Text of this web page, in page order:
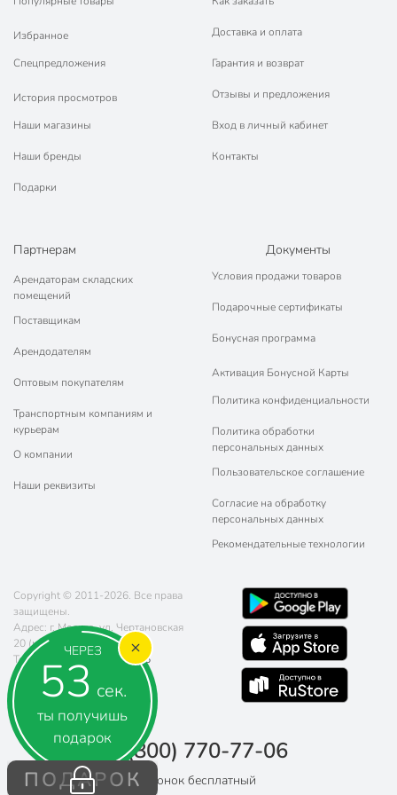
ЧЕРЕЗ
53 сек.
ты получишь
подарок
ПОДАРОК
Объем, л
5 л
Размер крышки, см
24 см
Высота без крышки, см
14.5 см
Высота с крышкой, см
20.5 см
Коллекция
НМП Гранит
Материал корпуса
алюминий
Антипригарное покрытие
с антипригарным
покрытием
Можно мыть в посудомоечной
для
машины
Мерная шкала
без мерной шкалы
гранитный
с крышкой
стекло
Цвет
черный
Совместимые плиты
для газовых плит
для индукционных
плит
для
для электрических
Избранное
Спецпредложения
История просмотров
Наши магазины
Наши бренды
Подарки
Доставка и оплата
Гарантия и возврат
Отзывы и предложения
Вход в личный кабинет
Контакты
Партнерам
Арендаторам складских
помещений
Поставщикам
Арендодателям
Оптовым покупателям
Транспортным компаниям и
курьерам
О компании
Наши реквизиты
Документы
Условия продажи товаров
Подарочные сертификаты
Бонусная программа
Активация Бонусной Карты
Политика конфиденциальности
Политика обработки
персональных данных
Пользовательское соглашение
Согласие на обработку
персональных данных
Рекомендательные технологии
Copyright © 2011-2026. Все права
защищены.
Адрес: г. Москва, ул. Чертановская
20 (метро Южная)
Телефон:
8 (800) 770-77-06
Почта:sales@poryadok.ru
8 (800) 770-77-06
Звонок бесплатный